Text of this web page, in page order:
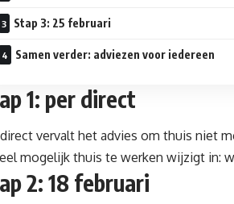
Stap 3: 25 februari
Samen verder: adviezen voor iedereen
1: per direct
vervalt het advies om thuis niet
mogelijk thuis te werken wijzigt in:
2: 18 februari